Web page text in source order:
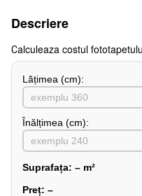
Descriere
Сalculeaza costul
Lățimea (сm):
Înălțimea (cm):
Suprafața: – m²
Preț: –